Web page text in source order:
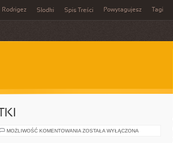
Rodrigez Słodki Spis Treści Powytagujesz Tagi
MOŻLIWOŚĆ KOMENTOWANIA AKCESORIA
ZOSTAŁA WYŁĄCZONA